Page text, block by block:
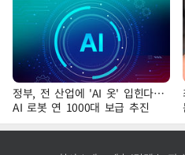
정부, 전 산업에 'AI 옷' 입힌다…
AI 로봇 연 1000대 보급 추진